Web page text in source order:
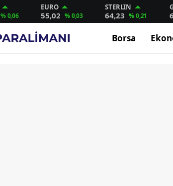
% 0,06
EURO
55,02 % 0,03
STERLIN
64,23 % 0,21
Borsa